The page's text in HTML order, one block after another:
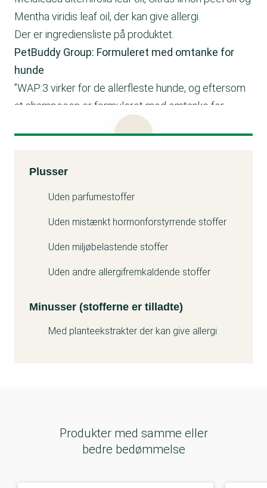
Mentha viridis leaf oil, der kan give allergi.
Der er ingrediensliste på produktet.
PetBuddy Group: Formuleret med omtanke for
hunde
”WAP:3 virker for de allerfleste hunde, og eftersom
at shampooen er formuleret med omtanke for
hunde, har vi ikke haft kunder, der har oplevet allergi.
tilpasset til hunde, og de forskellige planteekstrakter
anvendes fx fordi de har rensende, antibakterielle
Kemitest
Plusser
Uden parfumestoffer
Uden mistænkt hormonforstyrrende stoffer
Uden miljøbelastende stoffer
Uden andre allergifremkaldende stoffer
Minusser (stofferne er tilladte)
Med planteekstrakter der kan give allergi
Produkter med samme eller
bedre bedømmelse